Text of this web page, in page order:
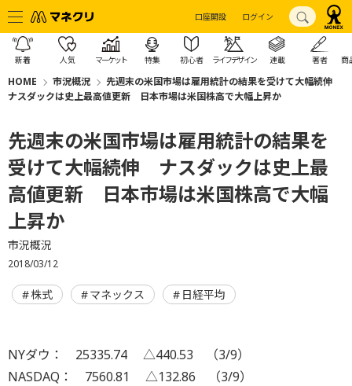
口座開設 ログイン
新着 人気 マーケット 特集 初心者 ライフデザイン 連載 著者 商
HOME 市況概況
先週末の米国市場は雇用統計の結果を受けて大幅続伸
ナスダックは史上最高値更新 日本市場は米国株高で大幅上昇か
先週末の米国市場は雇用統計の結果を
受けて大幅続伸 ナスダックは史上最
高値更新 日本市場は米国株高で大幅
上昇か
市況概況
2018/03/12
株式 マネックス 日経平均
NYダウ： 25335.74 △440.53 （3/9）
NASDAQ： 7560.81 △132.86 （3/9）